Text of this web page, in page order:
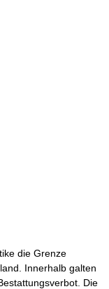
die Grenze
Innerhalb galten
Die